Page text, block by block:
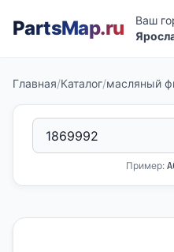
PartsMap.ru
Ваш
Главная/Каталог/масляный
Пример: